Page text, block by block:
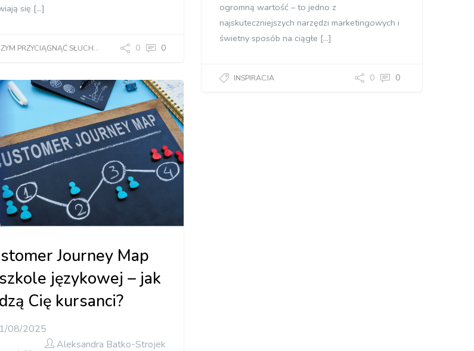
się […]
PRZYCIĄGNĄĆ SŁUCHACZY? 0 0
ogromną wartość – to jedno z
najskuteczniejszych narzędzi marketingowych i
świetny sposób na ciągłe […]
INSPIRACJA 0 0
Journey Map
językowej – jak
Cię kursanci?
08/2025
Aleksandra Batko-Strojek